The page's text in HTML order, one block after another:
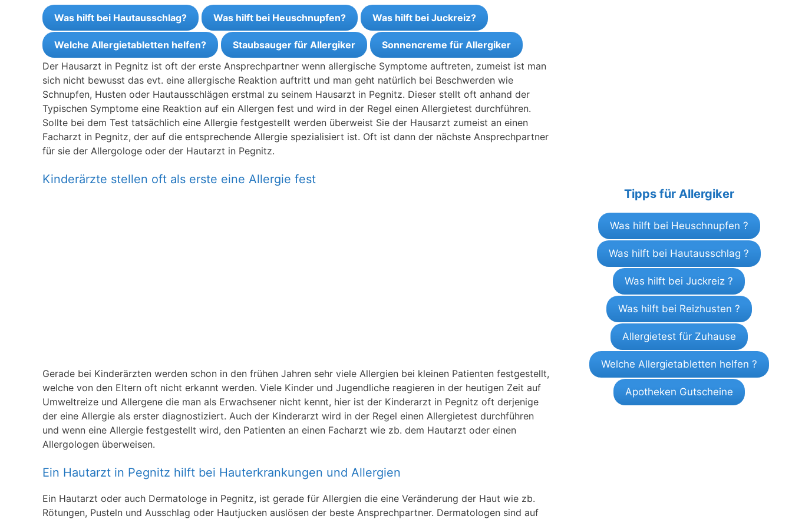
Was hilft bei Hautausschlag? Was hilft bei Heuschnupfen? Was hilft bei Juckreiz?
Welche Allergietabletten helfen? Staubsauger für Allergiker
Sonnencreme für Allergiker
Der Hausarzt in Pegnitz ist oft der erste Ansprechpartner wenn allergische Symptome auftreten, zumeist ist man
sich nicht bewusst das evt. eine allergische Reaktion auftritt und man geht natürlich bei Beschwerden wie
Schnupfen, Husten oder Hautausschlägen erstmal zu seinem Hausarzt in Pegnitz. Dieser stellt oft anhand der
Typischen Symptome eine Reaktion auf ein Allergen fest und wird in der Regel einen Allergietest durchführen.
Sollte bei dem Test tatsächlich eine Allergie festgestellt werden überweist Sie der Hausarzt zumeist an einen
Facharzt in Pegnitz, der auf die entsprechende Allergie spezialisiert ist. Oft ist dann der nächste Ansprechpartner
für sie der Allergologe oder der Hautarzt in Pegnitz.
Kinderärzte stellen oft als erste eine Allergie fest
Gerade bei Kinderärzten werden schon in den frühen Jahren sehr viele Allergien bei kleinen Patienten festgestellt,
welche von den Eltern oft nicht erkannt werden. Viele Kinder und Jugendliche reagieren in der heutigen Zeit auf
Umweltreize und Allergene die man als Erwachsener nicht kennt, hier ist der Kinderarzt in Pegnitz oft derjenige
der eine Allergie als erster diagnostiziert. Auch der Kinderarzt wird in der Regel einen Allergietest durchführen
und wenn eine Allergie festgestellt wird, den Patienten an einen Facharzt wie zb. dem Hautarzt oder einen
Allergologen überweisen.
Ein Hautarzt in Pegnitz hilft bei Hauterkrankungen und Allergien
Ein Hautarzt oder auch Dermatologe in Pegnitz, ist gerade für Allergien die eine Veränderung der Haut wie zb.
Rötungen, Pusteln und Ausschlag oder Hautjucken auslösen der beste Ansprechpartner. Dermatologen sind auf
Tipps für Allergiker
Was hilft bei Heuschnupfen ?
Was hilft bei Hautausschlag ?
Was hilft bei Juckreiz ?
Was hilft bei Reizhusten ?
Allergietest für Zuhause
Welche Allergietabletten helfen ?
Apotheken Gutscheine